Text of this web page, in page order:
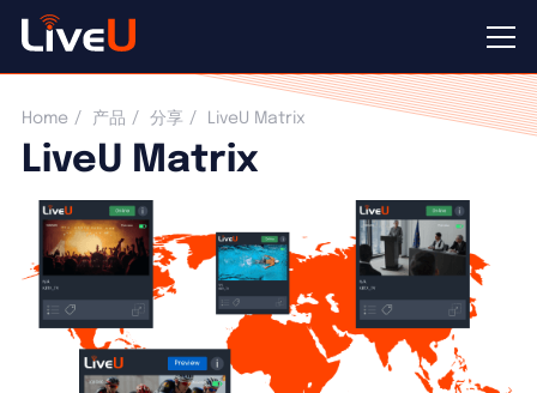
LiveU Matrix
Home 产品 分享 LiveU Matrix
LiveU Matrix